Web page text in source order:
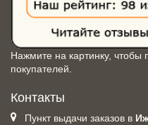
Нажмите на картинку, чтобы
покупателей.
Контакты
Пункт выдачи заказов в